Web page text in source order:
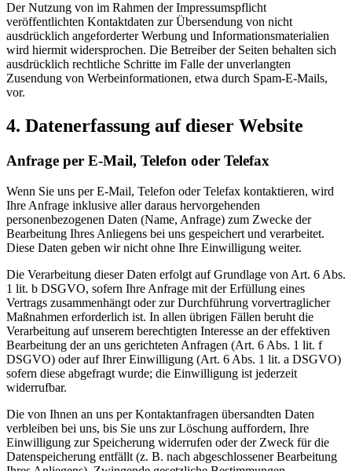
Der Nutzung von im Rahmen der Impressumspflicht
veröffentlichten Kontaktdaten zur Übersendung von nicht
ausdrücklich angeforderter Werbung und Informationsmaterialien
wird hiermit widersprochen. Die Betreiber der Seiten behalten sich
ausdrücklich rechtliche Schritte im Falle der unverlangten
Zusendung von Werbeinformationen, etwa durch Spam-E-Mails,
vor.
4. Datenerfassung auf dieser Website
Anfrage per E-Mail, Telefon oder Telefax
Wenn Sie uns per E-Mail, Telefon oder Telefax kontaktieren, wird
Ihre Anfrage inklusive aller daraus hervorgehenden
personenbezogenen Daten (Name, Anfrage) zum Zwecke der
Bearbeitung Ihres Anliegens bei uns gespeichert und verarbeitet.
Diese Daten geben wir nicht ohne Ihre Einwilligung weiter.
Die Verarbeitung dieser Daten erfolgt auf Grundlage von Art. 6 Abs.
1 lit. b DSGVO, sofern Ihre Anfrage mit der Erfüllung eines
Vertrags zusammenhängt oder zur Durchführung vorvertraglicher
Maßnahmen erforderlich ist. In allen übrigen Fällen beruht die
Verarbeitung auf unserem berechtigten Interesse an der effektiven
Bearbeitung der an uns gerichteten Anfragen (Art. 6 Abs. 1 lit. f
DSGVO) oder auf Ihrer Einwilligung (Art. 6 Abs. 1 lit. a DSGVO)
sofern diese abgefragt wurde; die Einwilligung ist jederzeit
widerrufbar.
Die von Ihnen an uns per Kontaktanfragen übersandten Daten
verbleiben bei uns, bis Sie uns zur Löschung auffordern, Ihre
Einwilligung zur Speicherung widerrufen oder der Zweck für die
Datenspeicherung entfällt (z. B. nach abgeschlossener Bearbeitung